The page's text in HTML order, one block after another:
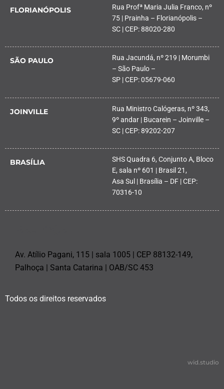
FLORIANÓPOLIS
Rua Profª Maria Julia Franco, nº
75 | Prainha – Florianópolis –
SC | CEP: 88020-280
SÃO PAULO
Rua Jacundá, nº 219 | Morumbi
– São Paulo –
SP | CEP: 05679-060
JOINVILLE
Rua Ministro Calógeras, nº 343,
9º andar | Bucarein – Joinville –
SC | CEP: 89202-207
BRASÍLIA
SHS Quadra 6, Conjunto A, Bloco
E, sala nº 601 | Brasil 21,
Asa Sul | Brasília – DF | CEP:
70316-10
Av. Atílio Pagani, 115 | sala 1005 | CEP 88132-149,
Palhoça | Santa Catarina | OAB/SC 453
Todos os direitos reservados
wid.studio